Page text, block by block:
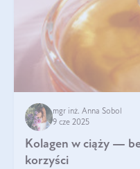
mgr inż. Anna Sobol
9 cze 2025
Kolagen w ciąży —
korzyści